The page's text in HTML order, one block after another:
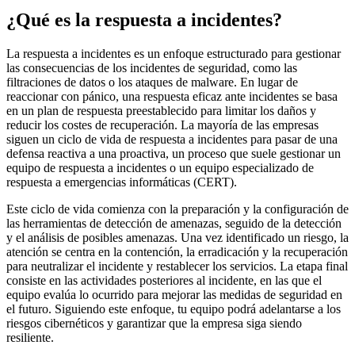
¿Qué es la respuesta a incidentes?
La respuesta a incidentes es un enfoque estructurado para gestionar
las consecuencias de los incidentes de seguridad, como las
filtraciones de datos o los ataques de malware. En lugar de
reaccionar con pánico, una respuesta eficaz ante incidentes se basa
en un plan de respuesta preestablecido para limitar los daños y
reducir los costes de recuperación. La mayoría de las empresas
siguen un ciclo de vida de respuesta a incidentes para pasar de una
defensa reactiva a una proactiva, un proceso que suele gestionar un
equipo de respuesta a incidentes o un equipo especializado de
respuesta a emergencias informáticas (CERT).
Este ciclo de vida comienza con la preparación y la configuración de
las herramientas de detección de amenazas, seguido de la detección
y el análisis de posibles amenazas. Una vez identificado un riesgo, la
atención se centra en la contención, la erradicación y la recuperación
para neutralizar el incidente y restablecer los servicios. La etapa final
consiste en las actividades posteriores al incidente, en las que el
equipo evalúa lo ocurrido para mejorar las medidas de seguridad en
el futuro. Siguiendo este enfoque, tu equipo podrá adelantarse a los
riesgos cibernéticos y garantizar que la empresa siga siendo
resiliente.